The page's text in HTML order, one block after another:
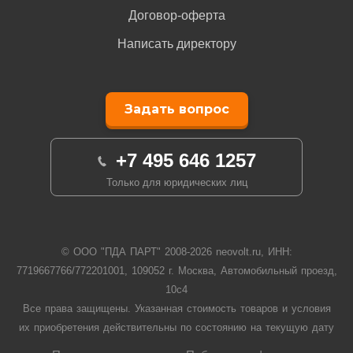
Договор-оферта
Написать директору
Задать вопрос
+7 495 646 1257
Только для юридических лиц
© ООО "ПДА ПАРТ" 2008-2026neovolt.ru, ИНН:
7719667766/772201001, 109052 г. Москва, Автомобильный проезд,
10с4
Все права защищены. Указанная стоимость товаров и условия
их приобретения действительны по состоянию на текущую дату